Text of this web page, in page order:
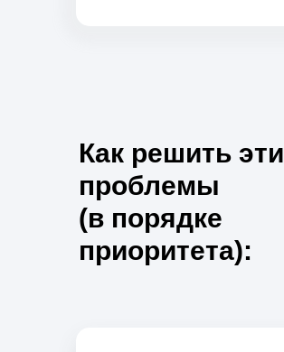
Как решить эти
проблемы
(в порядке
приоритета):